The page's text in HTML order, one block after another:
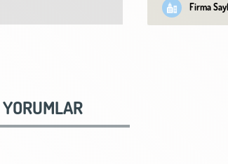
YORUMLAR
Firma